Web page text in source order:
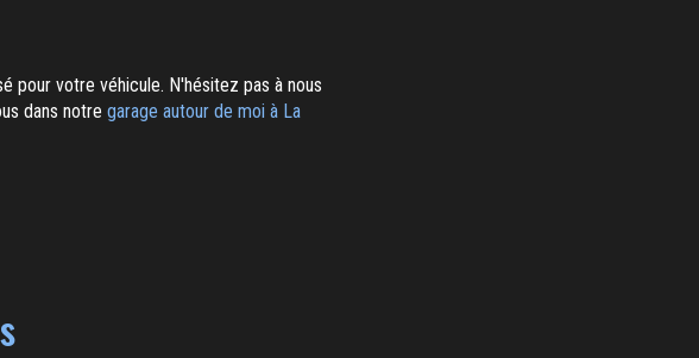
pour votre véhicule. N'hésitez pas à nous
dans notre garage autour de moi à La